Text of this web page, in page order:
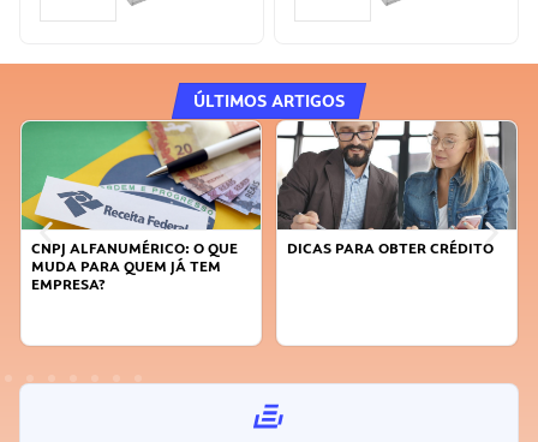
ÚLTIMOS ARTIGOS
DICAS PARA OBTER CRÉDITO
FAÇA A DIFERENÇA: SEJA